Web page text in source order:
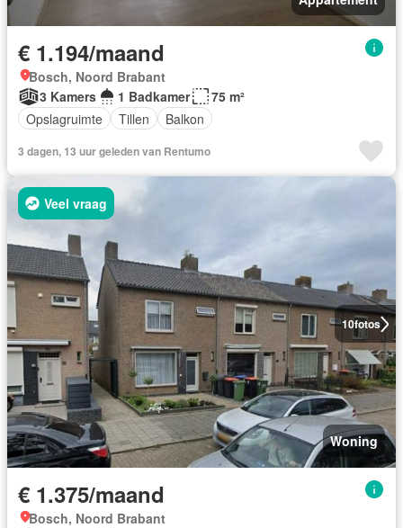
€ 1.194/maand
Bosch, Noord Brabant
3 Kamers
1 Badkamer
75 m²
Opslagruimte
Tillen Balkon
3 dagen, 13 uur geleden van Rentumo
10fotos
Veel vraag
Woning
€ 1.375/maand
Bosch, Noord Brabant